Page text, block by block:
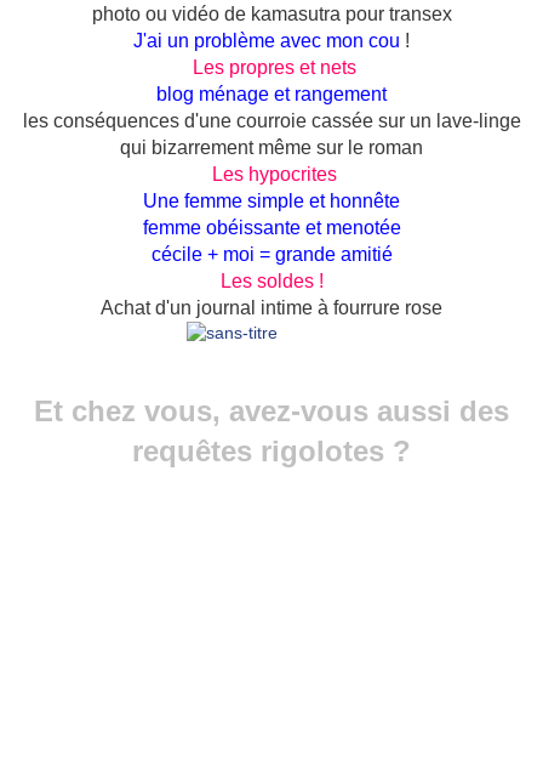
photo ou vidéo de kamasutra pour transex
J'ai un problème avec mon cou !
Les propres et nets
blog ménage et rangement
les conséquences d'une courroie cassée sur un lave-linge
qui bizarrement même sur le roman
Les hypocrites
Une femme simple et honnête
femme obéissante et menotée
cécile + moi = grande amitié
Les soldes !
Achat d'un journal intime à fourrure rose
Et chez vous, avez-vous aussi des
requêtes rigolotes ?